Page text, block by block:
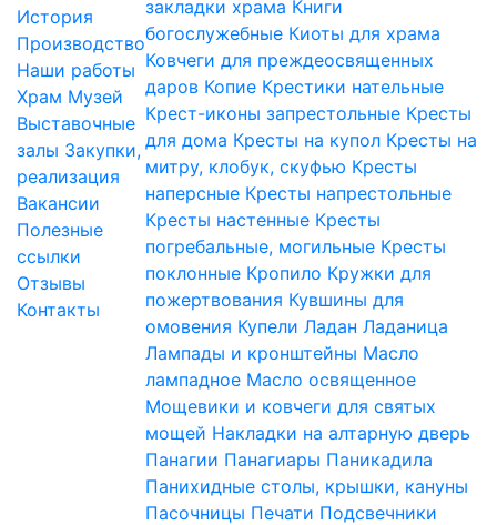
История
Производство
Наши работы
Храм Музей
Выставочные
залы Закупки,
реализация
Вакансии
Полезные
ссылки
Отзывы
Контакты
закладки храма Книги
богослужебные Киоты для храма
Ковчеги для преждеосвященных
даров Копие Крестики нательные
Крест-иконы запрестольные Кресты
для дома Кресты на купол Кресты на
митру, клобук, скуфью Кресты
наперсные Кресты напрестольные
Кресты настенные Кресты
погребальные, могильные Кресты
поклонные Кропило Кружки для
пожертвования Кувшины для
омовения Купели Ладан Ладаница
Лампады и кронштейны Масло
лампадное Масло освященное
Мощевики и ковчеги для святых
мощей Накладки на алтарную дверь
Панагии Панагиары Паникадила
Панихидные столы, крышки, кануны
Пасочницы Печати Подсвечники